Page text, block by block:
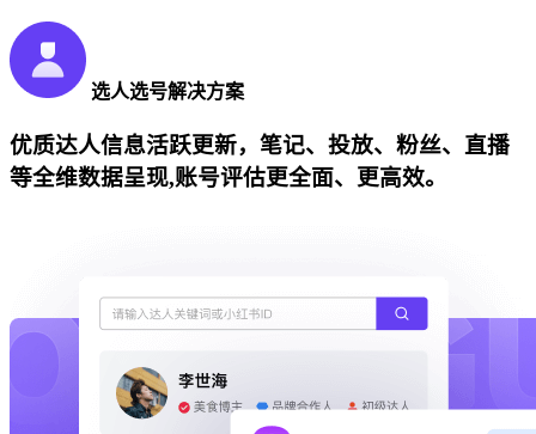
选人选号解决方案
优质达人信息活跃更新，笔记、投放、粉丝、直播
等全维数据呈现,账号评估更全面、更高效。